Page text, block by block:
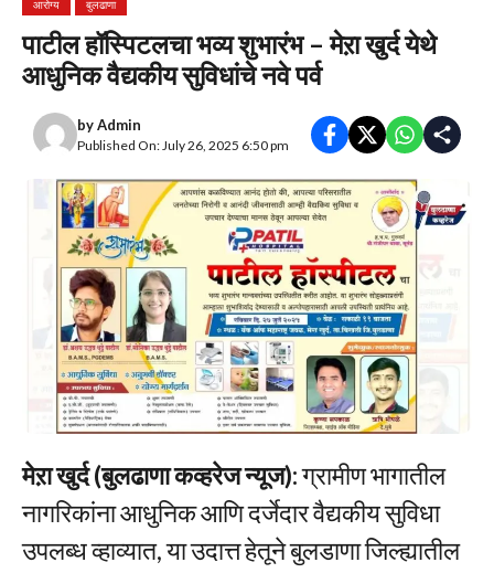
आरोग्य बुलढाणा
पाटील हॉस्पिटलचा भव्य शुभारंभ – मेऱा खुर्द येथे
आधुनिक वैद्यकीय सुविधांचे नवे पर्व
byAdmin
Published On: July 26, 2025 6:50 pm
मेऱा खुर्द (बुलढाणा कव्हरेज न्यूज):ग्रामीण भागातील
नागरिकांना आधुनिक आणि दर्जेदार वैद्यकीय सुविधा
उपलब्ध व्हाव्यात, या उदात्त हेतूने बुलडाणा जिल्ह्यातील